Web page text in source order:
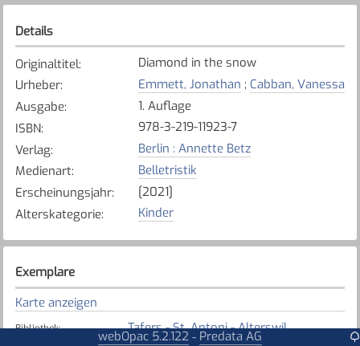
Details
Originaltitel:
Diamond in the snow
Urheber: Emmett, Jonathan ; Cabban, Vanessa
Ausgabe:
1. Auflage
ISBN:
978-3-219-11923-7
Verlag:
Berlin : Annette Betz
Medienart:
Belletristik
Erscheinungsjahr:
[2021]
Alterskategorie: Kinder
Exemplare
Karte anzeigen
Bibliothek: Tafers - St. Antoni - Alterswil
webOpac 5.2.122 - Predata AG